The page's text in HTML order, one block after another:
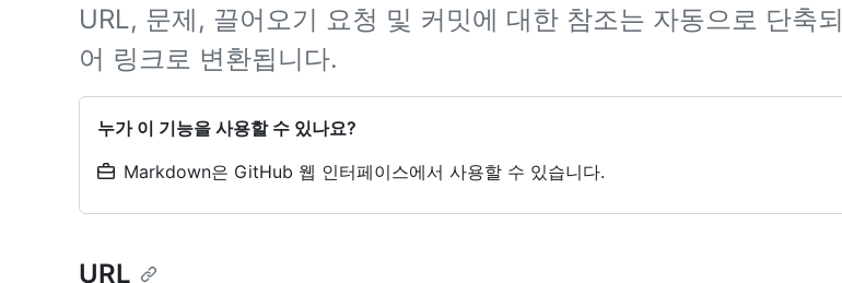
URL, 문제, 끌어오기 요청 및 커밋에 대한 참조는 자동으로 단축되
어 링크로 변환됩니다.
누가 이 기능을 사용할 수 있나요?
Markdown은 GitHub 웹 인터페이스에서 사용할 수 있습니다.
URL